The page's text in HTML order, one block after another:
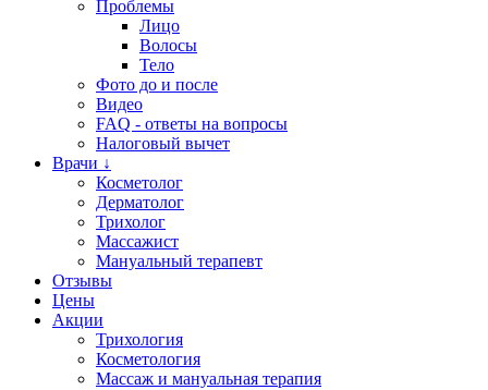
Проблемы
Лицо
Волосы
Тело
Фото до и после
Видео
FAQ - ответы на вопросы
Налоговый вычет
Врачи ↓
Косметолог
Дерматолог
Трихолог
Массажист
Мануальный терапевт
Отзывы
Цены
Акции
Трихология
Косметология
Массаж и мануальная терапия